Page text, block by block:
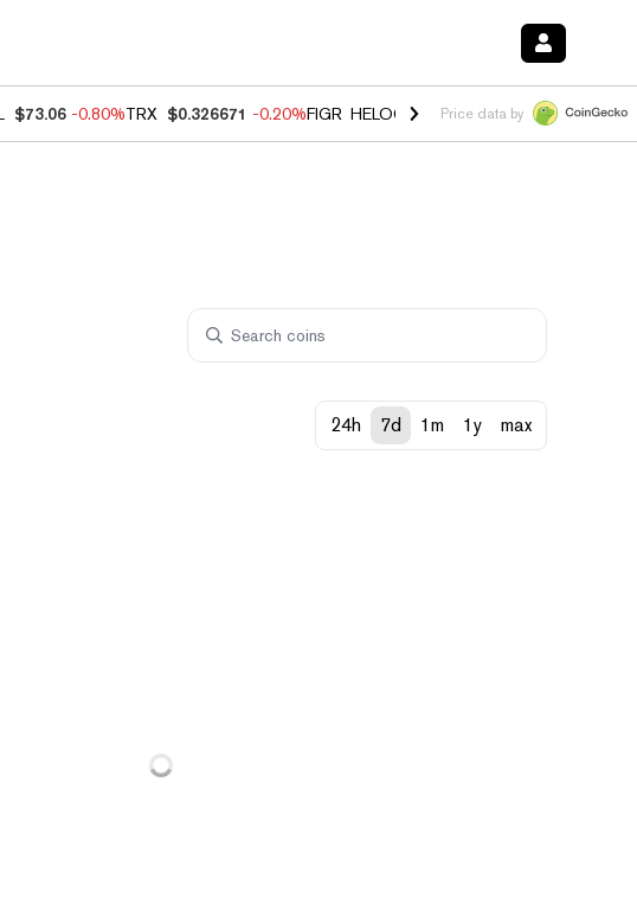
$73.06 -0.80%TRX $0.326671 -0.20%FIGR_HELOC $1.018 0.00%HYPE $56.16
Price data by
24h 7d 1m 1y max